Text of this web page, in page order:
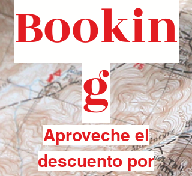
Bookin
g
Aproveche el
descuento por